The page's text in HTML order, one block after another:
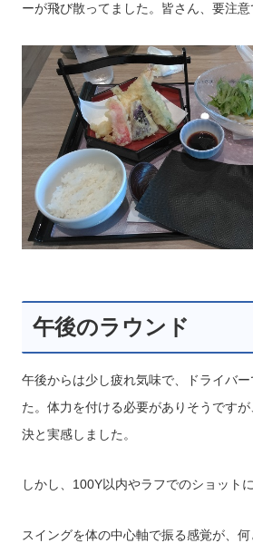
ーが飛び散ってました。皆さん、要注意
午後のラウンド
午後からは少し疲れ気味で、ドライバ
た。体力を付ける必要がありそうです
決と実感しました。
しかし、100Y以内やラフでのショット
スイングを体の中心軸で振る感覚が、